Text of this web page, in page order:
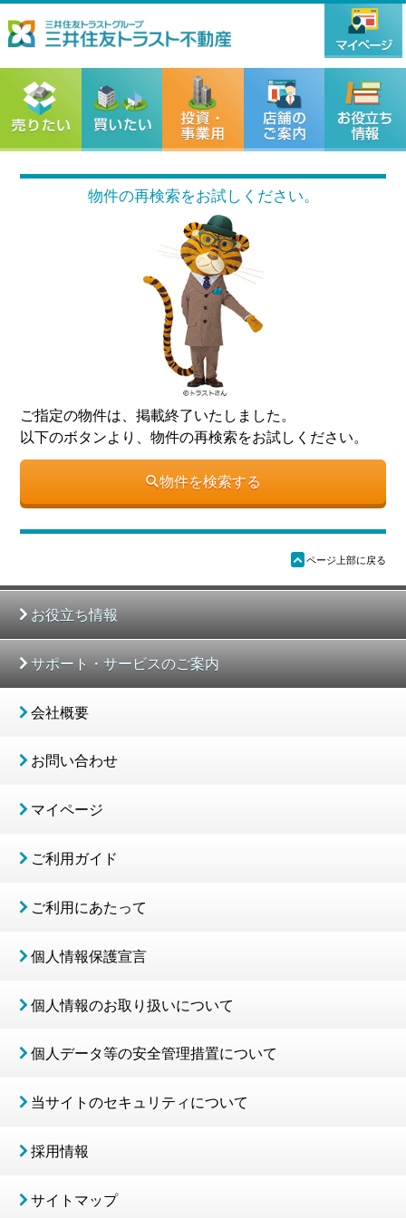
物件の再検索をお試しください。
ご指定の物件は、掲載終了いたしました。
以下のボタンより、物件の再検索をお試しください。
物件を検索する
ü ページ上部に戻る
お役立ち情報
サポート・サービスのご案内
会社概要
お問い合わせ
マイページ
ご利用ガイド
ご利用にあたって
個人情報保護宣言
個人情報のお取り扱いについて
個人データ等の安全管理措置について
当サイトのセキュリティについて
採用情報
サイトマップ